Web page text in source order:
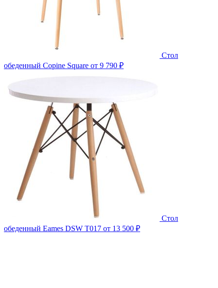
Стол
обеденный Copine Square от 9 790 ₽
Стол
обеденный Eames DSW T017 от 13 500 ₽